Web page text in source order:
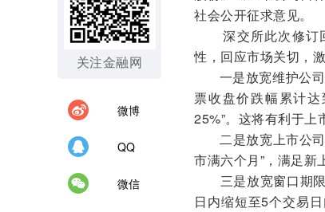
关注金融网
微博
QQ
微信
社会公开征求意见。
深交所此次修订
性，回应市场关切，
一是放宽维护公
票收盘价跌幅累计
25%”。这将有利于上
二是放宽上市公
市满六个月”，满足新
三是放宽窗口期
日内缩短至5个交易